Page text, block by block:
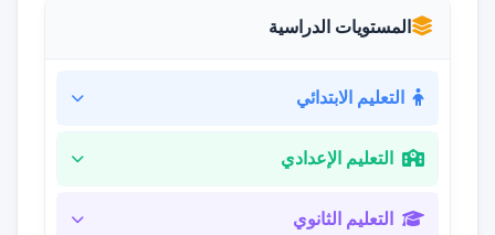
المستويات الدراسية
التعليم الابتدائي
التعليم الإعدادي
التعليم الثانوي